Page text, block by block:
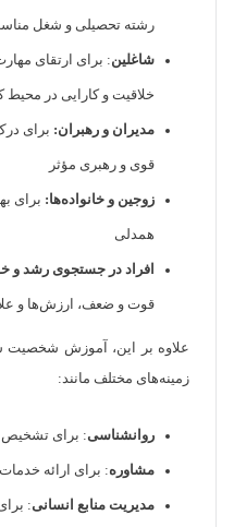
رشته تحصیلی و شغل
شاغلین: برای ارتقای
خلاقیت و کارایی در محیط
مدیران و رهبران: برای
قوی و رهبری مؤثر
زوجین و خانواده‌ها: برای
همدلی
افراد در جستجوی رشد و
قوت و ضعف، ارزش‌ها و
علاوه بر این، آموزش شخصیت
زمینه‌های مختلف مانند:
روانشناسی: برای تشخیص
مشاوره: برای ارائه
مدیریت منابع انسانی: